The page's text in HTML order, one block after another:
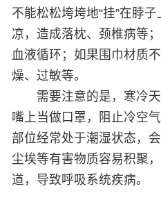
不能松松垮垮地“挂”在脖
凉，造成落枕、颈椎病等
血液循环；如果围巾材质
燥、过敏等。
需要注意的是，寒冷
嘴上当做口罩，阻止冷空
部位经常处于潮湿状态，
尘埃等有害物质容易积聚
道，导致呼吸系统疾病。